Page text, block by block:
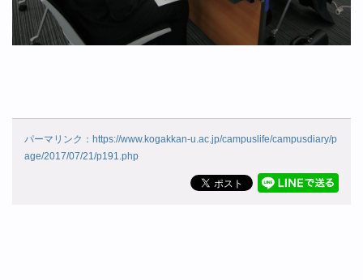
パーマリンク：https://www.kogakkan-u.ac.jp/campuslife/campusdiary/p
age/2017/07/21/p191.php